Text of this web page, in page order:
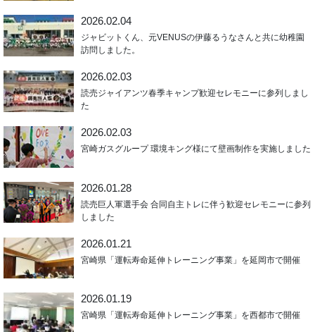
2026.02.04
ジャビットくん、元VENUSの伊藤るうなさんと共に幼稚園
訪問しました。
2026.02.03
読売ジャイアンツ春季キャンプ歓迎セレモニーに参列しまし
た
2026.02.03
宮崎ガスグループ 環境キング様にて壁画制作を実施しました
2026.01.28
読売巨人軍選手会 合同自主トレに伴う歓迎セレモニーに参列
しました
2026.01.21
宮崎県「運転寿命延伸トレーニング事業」を延岡市で開催
2026.01.19
宮崎県「運転寿命延伸トレーニング事業」を西都市で開催